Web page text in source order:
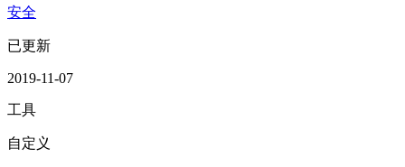
安全
已更新
2019-11-07
工具
自定义